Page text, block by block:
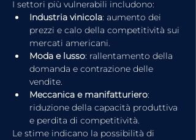
I settori più vulnerabili includono:
Industria vinicola: aumento dei
prezzi e calo della competitività sui
mercati americani.
Moda e lusso: rallentamento della
domanda e contrazione delle
vendite.
Meccanica e manifatturiero:
riduzione della capacità produttiva
e perdita di competitività.
Le stime indicano la possibilità di